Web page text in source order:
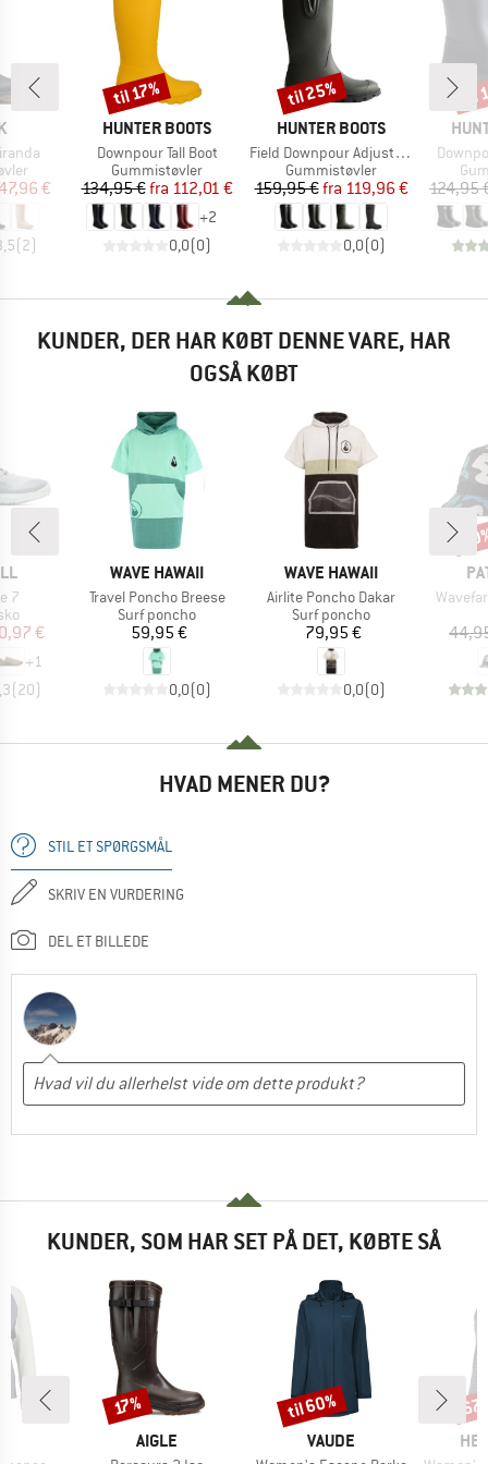
pris
€
(2)
MÆRKE
HUNTER BOOTS
Artikel
Downpour Tall Boot
Produktgruppe
Gummistøvler
Pris
134,95 € Nedsat pris
fra 112,01 €
+2
0,0(0)
Rabat
til 17%
MÆRKE
HUNTER BOOTS
Artikel
Field Downpour Adjustable Boot
Produktgruppe
Gummistøvler
Pris
159,95 € Nedsat pris
fra 119,96 €
0,0(0)
Rabat
til 25%
Artikel
124,95
KUNDER, DER HAR KØBT DENNE VARE, HAR
OGSÅ KØBT
7
pris
€
+1
(20)
MÆRKE
WAVE HAWAII
Artikel
Travel Poncho Breese
Produktgruppe
Surf poncho
Pris
59,95 €
0,0(0)
MÆRKE
WAVE HAWAII
Artikel
Airlite Poncho Dakar
Produktgruppe
Surf poncho
Pris
79,95 €
0,0(0)
Artikel
HVAD MENER DU?
STIL ET SPØRGSMÅL
SKRIV EN VURDERING
DEL ET BILLEDE
KUNDER, SOM HAR SET PÅ DET, KØBTE SÅ
MÆRKE
AIGLE
Rabat
17%
MÆRKE
VAUDE
Rabat
til 60%